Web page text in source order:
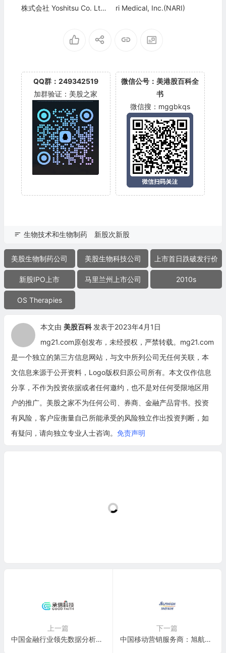
株式会社 Yoshitsu Co. Ltd.
ri Medical, Inc.(NARI)
QQ群：249342519
加群验证：美股之家
微信公号：美港股百科全
书
微信搜：mggbkqs
生物技术和生物制药 新股次新股
美股生物制药公司 美股生物科技公司 上市首日跌破发行价
新股IPO上市 马里兰州上市公司 2010s
OS Therapies
本文由 美股百科 发表于2023年4月1日
mg21.com原创发布，未经授权，严禁转载。mg21.com
是一个独立的第三方信息网站，与文中所列公司无任何关联，本
文信息来源于公开资料，Logo版权归原公司所有。本文仅作信息
分享，不作为投资依据或者任何邀约，也不是对任何受限地区用
户的推广。美股之家不为任何公司、券商、金融产品背书。投资
有风险，客户应衡量自己所能承受的风险独立作出投资判断，如
有疑问，请向独立专业人士咨询。 免责声明
上一篇
中国金融行业领先数据分析服务商：承信科技 GoodFaith Technology(GFCX)
下一篇
中国移动营销服务商：旭航控股 Xuhang Holdings(SUNH)